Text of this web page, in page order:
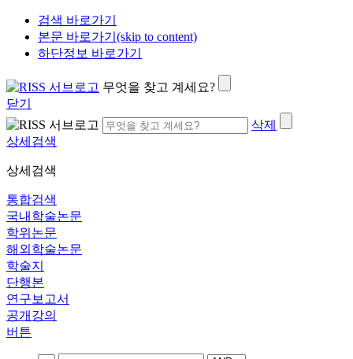
검색 바로가기
본문 바로가기(skip to content)
하단정보 바로가기
무엇을 찾고 계세요?
닫기
삭제
상세검색
상세검색
통합검색
국내학술논문
학위논문
해외학술논문
학술지
단행본
연구보고서
공개강의
버튼